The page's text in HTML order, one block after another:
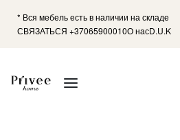
* Вся мебель есть в наличии на складе
СВЯЗАТЬСЯ +37065900010О насD.U.K